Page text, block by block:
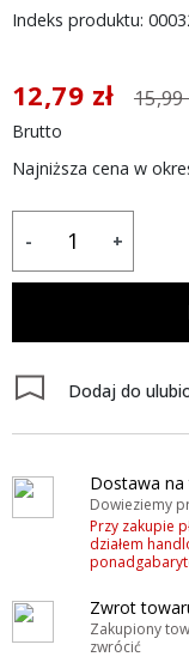
Indeks produktu:
12,79 zł 15,99
Brutto
Najniższa cena w
- +
Dodaj do
Dostawa na
Dowieziemy
Przy zakupie
działem
Zwrot
Zakupiony
zwrócić